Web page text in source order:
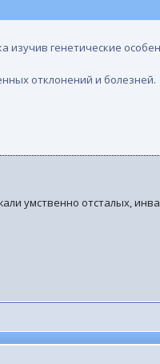
изучив генетические
отклонений и болезней.
умственно отсталых,